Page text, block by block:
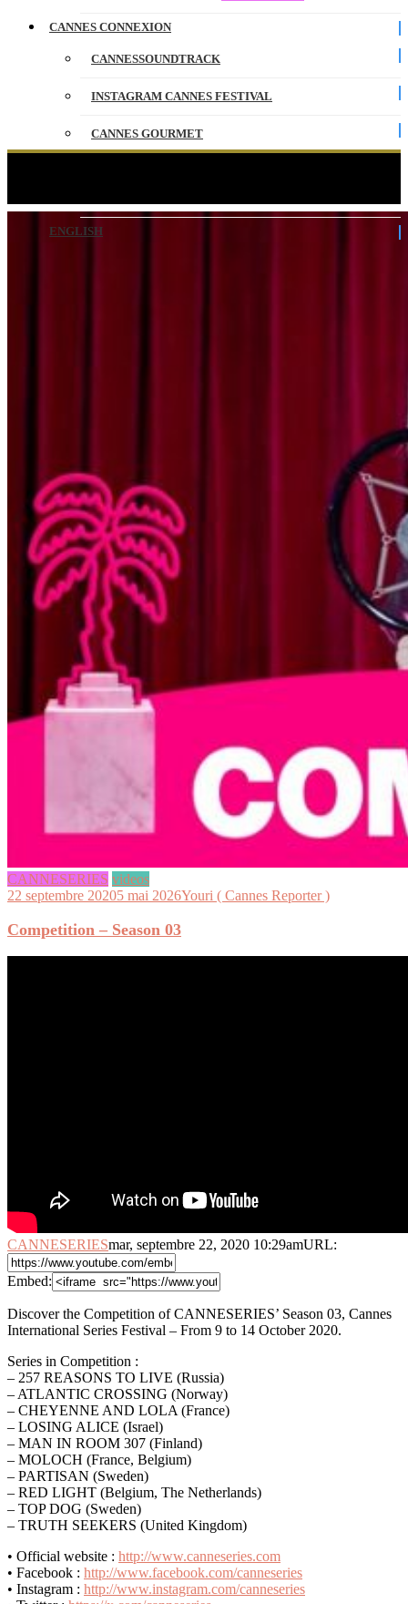
CANNES CONNEXION
CANNESSOUNDTRACK
INSTAGRAM CANNES FESTIVAL
CANNES GOURMET
ENGLISH
CANNESERIES videos
22 septembre 20205 mai 2026Youri ( Cannes Reporter )
Competition – Season 03
CANNESERIESmar, septembre 22, 2020 10:29amURL:
Embed:
Discover the Competition of CANNESERIES’ Season 03, Cannes
International Series Festival – From 9 to 14 October 2020.
Series in Competition :
– 257 REASONS TO LIVE (Russia)
– ATLANTIC CROSSING (Norway)
– CHEYENNE AND LOLA (France)
– LOSING ALICE (Israel)
– MAN IN ROOM 307 (Finland)
– MOLOCH (France, Belgium)
– PARTISAN (Sweden)
– RED LIGHT (Belgium, The Netherlands)
– TOP DOG (Sweden)
– TRUTH SEEKERS (United Kingdom)
• Official website : http://www.canneseries.com
• Facebook : http://www.facebook.com/canneseries
• Instagram : http://www.instagram.com/canneseries